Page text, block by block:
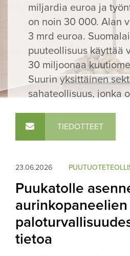
miljardia euroa ja
on noin 30 000. Alan
3 mrd euroa.
puuteollisuus käyttää
30 miljoonaa
Suurin yksittäinen
sahateollisuus, jonka
1
TIEDOTTEET
23.06.2026
Puukatolle
aurinkopaneelien
tietoa